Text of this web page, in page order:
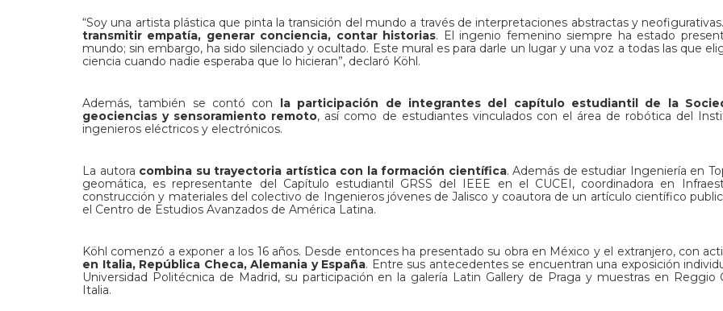
“Soy una artista plástica que pinta la transición del mundo a través de interpretaciones abstractas y
transmitir empatía, generar conciencia, contar historias. El ingenio femenino siempre ha estado
mundo; sin embargo, ha sido silenciado y ocultado. Este mural es para darle un lugar y una voz a todas las que
ciencia cuando nadie esperaba que lo hicieran”, declaró Köhl.
Además, también se contó con la participación de integrantes del capítulo estudiantil de la
geociencias y sensoramiento remoto, así como de estudiantes vinculados con el área de robótica del
ingenieros eléctricos y electrónicos.
La autora combina su trayectoria artística con la formación científica. Además de estudiar Ingeniería en
geomática, es representante del Capítulo estudiantil GRSS del IEEE en el CUCEI, coordinadora en
construcción y materiales del colectivo de Ingenieros jóvenes de Jalisco y coautora de un artículo científico
el Centro de Estudios Avanzados de América Latina.
Köhl comenzó a exponer a los 16 años. Desde entonces ha presentado su obra en México y el extranjero, con
en Italia, República Checa, Alemania y España. Entre sus antecedentes se encuentran una exposición
Universidad Politécnica de Madrid, su participación en la galería Latin Gallery de Praga y muestras en Reggio
Italia.